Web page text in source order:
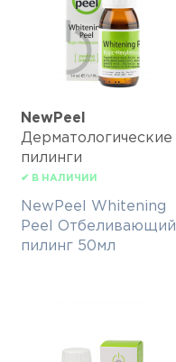
NewPeel
Дерматологические
пилинги
✔ В НАЛИЧИИ
NewPeel Whitening
Peel Отбеливающий
пилинг 50мл